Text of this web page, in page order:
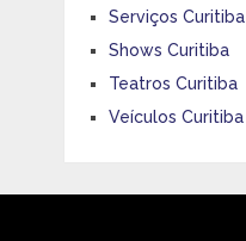
Serviços Curitiba
Shows Curitiba
Teatros Curitiba
Veículos Curitiba